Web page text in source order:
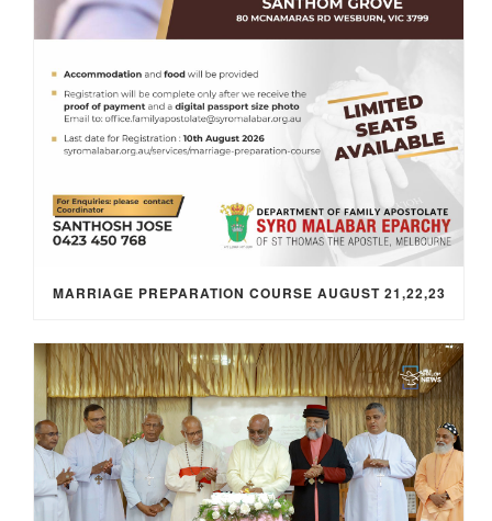
MARRIAGE PREPARATION COURSE AUGUST 21,22,23